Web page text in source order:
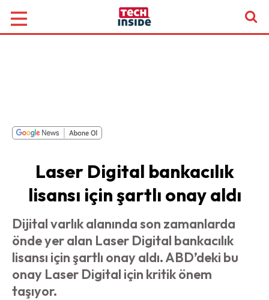
Laser Digital bankacılık
lisansı için şartlı onay aldı
Dijital varlık alanında son zamanlarda
önde yer alan Laser Digital bankacılık
lisansı için şartlı onay aldı. ABD’deki bu
onay Laser Digital için kritik önem
taşıyor.